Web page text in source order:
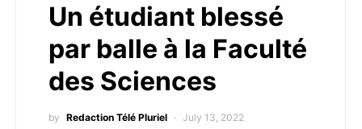
Un étudiant blessé
par balle à la Faculté
des Sciences
by Redaction Télé Pluriel July 13, 2022